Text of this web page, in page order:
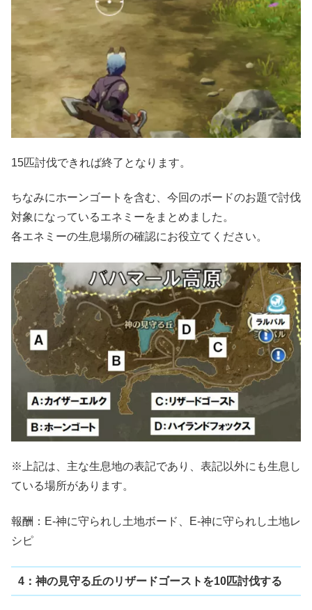
15匹討伐できれば終了となります。
ちなみにホーンゴートを含む、今回のボードのお題で討伐
対象になっているエネミーをまとめました。
各エネミーの生息場所の確認にお役立てください。
※上記は、主な生息地の表記であり、表記以外にも生息し
ている場所があります。
報酬：E-神に守られし土地ボード、E-神に守られし土地レ
シピ
4：神の見守る丘のリザードゴーストを10匹討伐する